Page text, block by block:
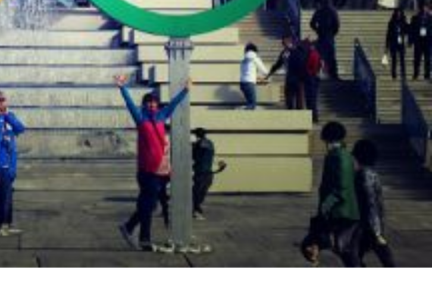
complémentaires avant la ligne de départ
sur l'organisation des Jeux olympiques et paralympiques.
social au plus près des agents.
début juin. Une doctrine collective spécifique aux agents de l’État a été établie. Aucun fonctionnaire qui
il doit exercer une mission sur les sites des jeux, il devra avoir une accréditation individuelle.